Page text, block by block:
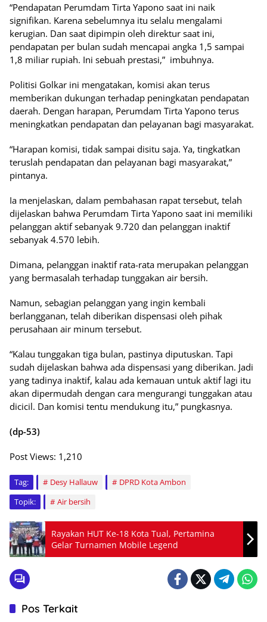
“Pendapatan Perumdam Tirta Yapono saat ini naik
signifikan. Karena sebelumnya itu selalu mengalami
kerugian. Dan saat dipimpin oleh direktur saat ini,
pendapatan per bulan sudah mencapai angka 1,5 sampai
1,8 miliar rupiah. Ini sebuah prestasi,” imbuhnya.
Politisi Golkar ini mengatakan, komisi akan terus
memberikan dukungan terhadap peningkatan pendapatan
daerah. Dengan harapan, Perumdam Tirta Yapono terus
meningkatkan pendapatan dan pelayanan bagi masyarakat.
“Harapan komisi, tidak sampai disitu saja. Ya, tingkatkan
teruslah pendapatan dan pelayanan bagi masyarakat,”
pintanya.
Ia menjelaskan, dalam pembahasan rapat tersebut, telah
dijelaskan bahwa Perumdam Tirta Yapono saat ini memiliki
pelanggan aktif sebanyak 9.720 dan pelanggan inaktif
sebanyak 4.570 lebih.
Dimana, pelanggan inaktif rata-rata merupakan pelanggan
yang bermasalah terhadap tunggakan air bersih.
Namun, sebagian pelanggan yang ingin kembali
berlangganan, telah diberikan dispensasi oleh pihak
perusahaan air minum tersebut.
“Kalau tunggakan tiga bulan, pastinya diputuskan. Tapi
sudah dijelaskan bahwa ada dispensasi yang diberikan. Jadi
yang tadinya inaktif, kalau ada kemauan untuk aktif lagi itu
akan dipermudah dengan cara mengurangi tunggakan atau
dicicil. Dan komisi tentu mendukung itu,” pungkasnya.
(dp-53)
Post Views: 1,210
Tag: Desy Hallauw
DPRD Kota Ambon
Topik:
Air bersih
Rayakan HUT Ke-18 Kota Tual, Pertamina
Gelar Turnamen Mobile Legend
Pos Terkait